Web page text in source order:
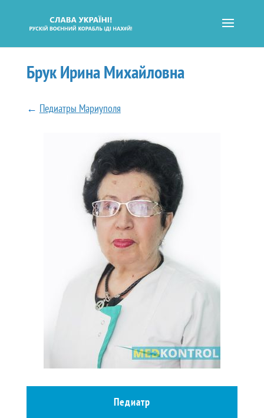
Брук Ирина Михайловна
← Педиатры Мариуполя
Педиатр